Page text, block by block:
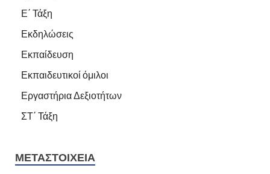
Ε΄ Τάξη
Εκδηλώσεις
Εκπαίδευση
Εκπαιδευτικοί όμιλοι
Εργαστήρια Δεξιοτήτων
ΣΤ΄ Τάξη
ΜΕΤΑΣΤΟΙΧΕΊΑ